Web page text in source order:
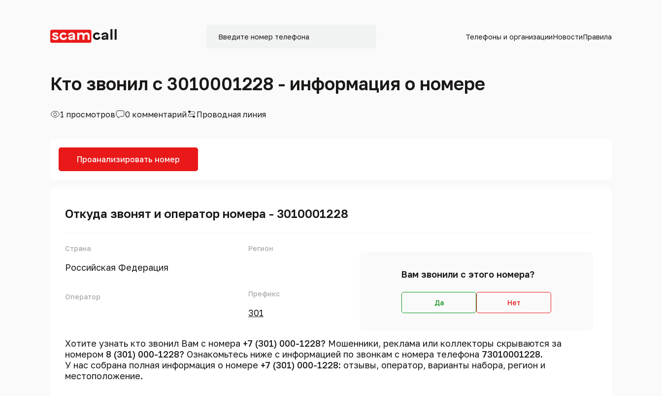
Телефоны и организацииНовостиПравила
Кто звонил с 3010001228 - информация о номере
1 просмотров 0 комментарий Проводная линия
Проанализировать номер
Откуда звонят и оператор номера - 3010001228
Страна
Российская Федерация
Оператор
Регион
Префикс
301
Вам звонили с этого номера?
Да Нет
Хотите узнать кто звонил Вам с номера +7 (301) 000-1228? Мошенники, реклама или коллекторы скрываются за
номером 8 (301) 000-1228? Ознакомьтесь ниже с информацией по звонкам с номера телефона 73010001228.
У нас собрана полная информация о номере +7 (301) 000-1228: отзывы, оператор, варианты набора, регион и
местоположение.